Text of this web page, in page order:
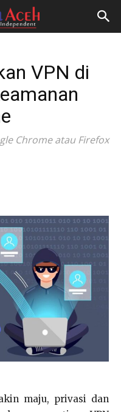
VPN di
Chrome atau Firefox
maju, privasi dan